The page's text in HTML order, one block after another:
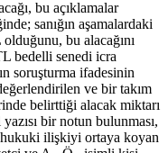
bu açıklamalar
sanığın aşamalardaki
olduğunu, bu alacağını
bedelli senedi icra
soruşturma ifadesinin
ve bir takım
belirttiği alacak miktarı
bir notun bulunması,
hukuki ilişkiyi ortaya koyan